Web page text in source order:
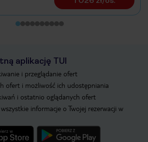
aplikację TUI
i przeglądanie ofert
ofert i możliwość ich udostępniania
i ostatnio oglądanych ofert
informacje o Twojej rezerwacji w